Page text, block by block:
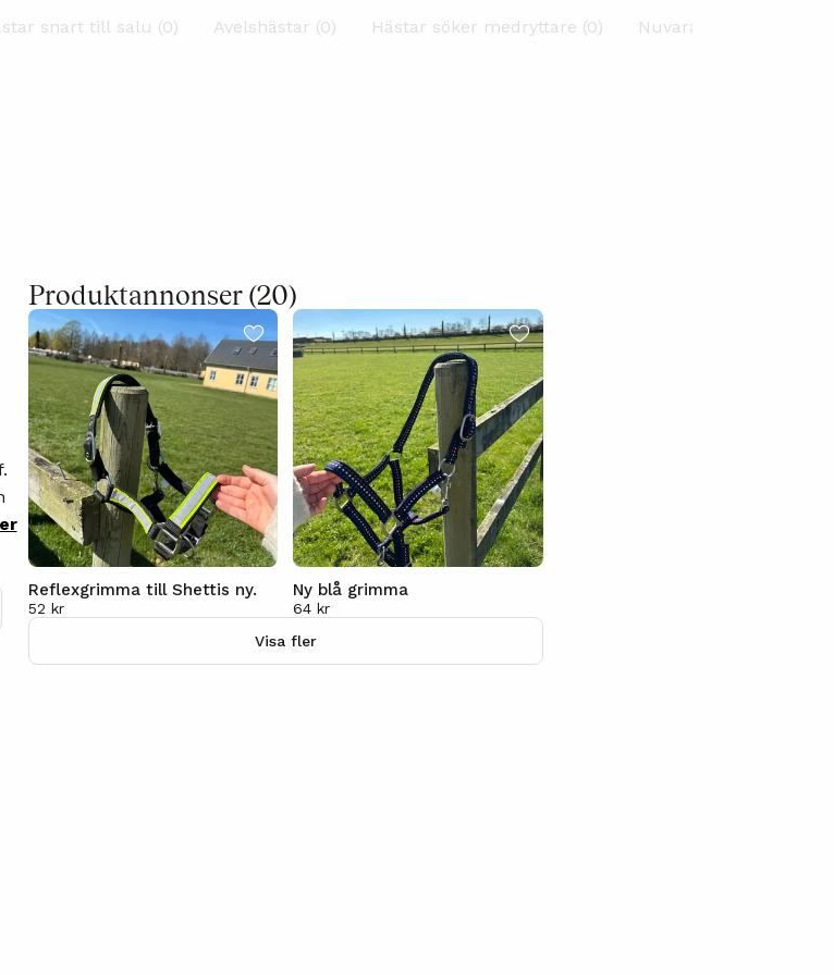
snart till salu (0) Avelshästar (0) Hästar söker medryttare (0) Nuvarande hästar (0)
Produktannonser (20)
Reflexgrimma till Shettis ny.
52 kr
Ny blå grimma
64 kr
Visa fler